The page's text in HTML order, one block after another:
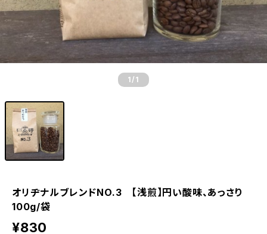
1 /1
オリヂナルブレンドNO.3 【浅煎】円い酸味、あっさり
100g/袋
¥830